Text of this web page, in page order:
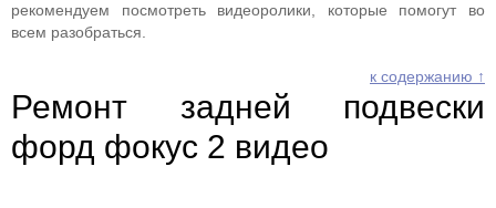
рекомендуем посмотреть видеоролики, которые помогут во
всем разобраться.
к содержанию ↑
Ремонт задней подвески
форд фокус 2 видео